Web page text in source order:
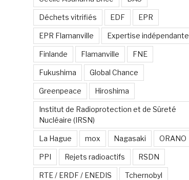
Déchets vitrifiés EDF EPR
EPR Flamanville Expertise indépendante
Finlande Flamanville FNE
Fukushima Global Chance
Greenpeace Hiroshima
Institut de Radioprotection et de Sûreté
Nucléaire (IRSN)
La Hague mox Nagasaki ORANO
PPI Rejets radioactifs RSDN
RTE / ERDF / ENEDIS Tchernobyl